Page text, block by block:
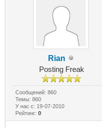
Rian
Posting Freak
Сообщений: 860
Темы: 860
У нас с: 19-07-2010
Рейтинг:0